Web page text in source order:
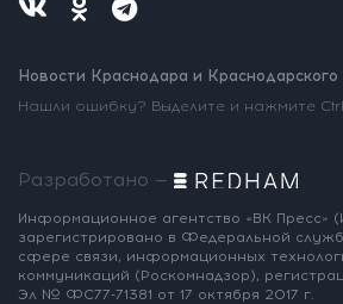
Новости Краснодара и Краснодарского
Нашли ошибку? Выделите и нажмите
Разработано —
Информационное агентство «ВК Пресс»
зарегистрировано в Федеральной
сфере связи, информационных
коммуникаций (Роскомнадзор),
Эл № ФС77-71381 от 17 октября 2017 г.